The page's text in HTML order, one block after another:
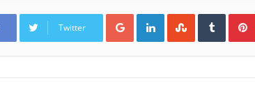
Twitter
Google+LinkedInStumbleUpon
Tumblr